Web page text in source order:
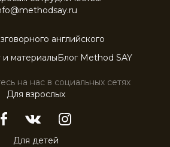
английского
и материалыБлог Method SAY
на нас в социальных сетях
Для взрослых
Для детей